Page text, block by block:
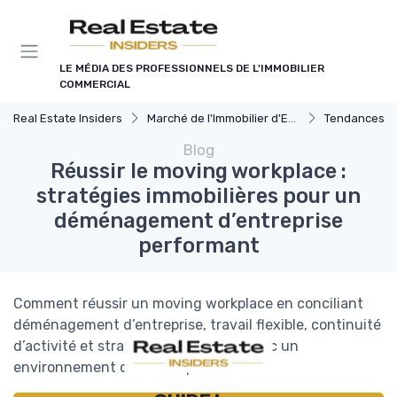
LE MÉDIA DES PROFESSIONNELS DE L'IMMOBILIER
COMMERCIAL
Real Estate Insiders Marché de l'Immobilier d'Entreprise Tendances du Marché
Blog
Réussir le moving workplace :
stratégies immobilières pour un
déménagement d’entreprise
performant
Comment réussir un moving workplace en conciliant
déménagement d’entreprise, travail flexible, continuité
d’activité et stratégie immobilière, avec un
environnement de travail performant.